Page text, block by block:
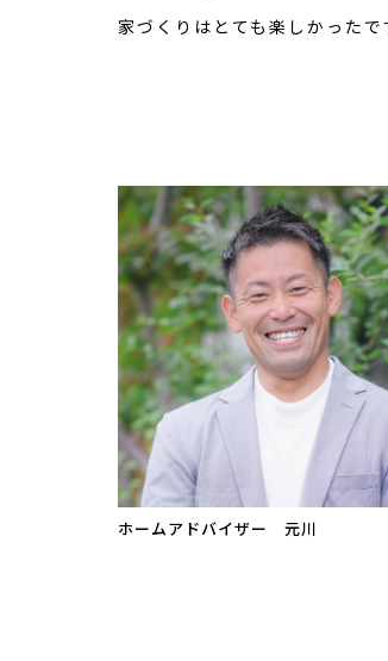
家づくりはとても楽しかった
ホームアドバイザー 元川